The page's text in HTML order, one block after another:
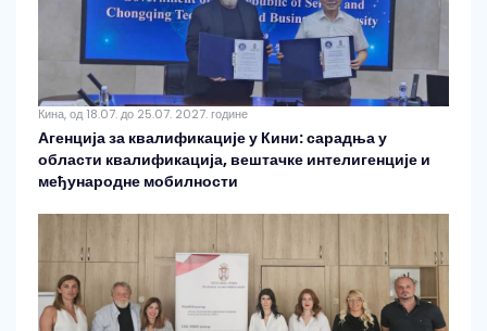
Кина, од 18.07. до 25.07. 2027. године
Агенција за квалификације у Кини: сарадња у
области квалификација, вештачке интелигенције и
међународне мобилности